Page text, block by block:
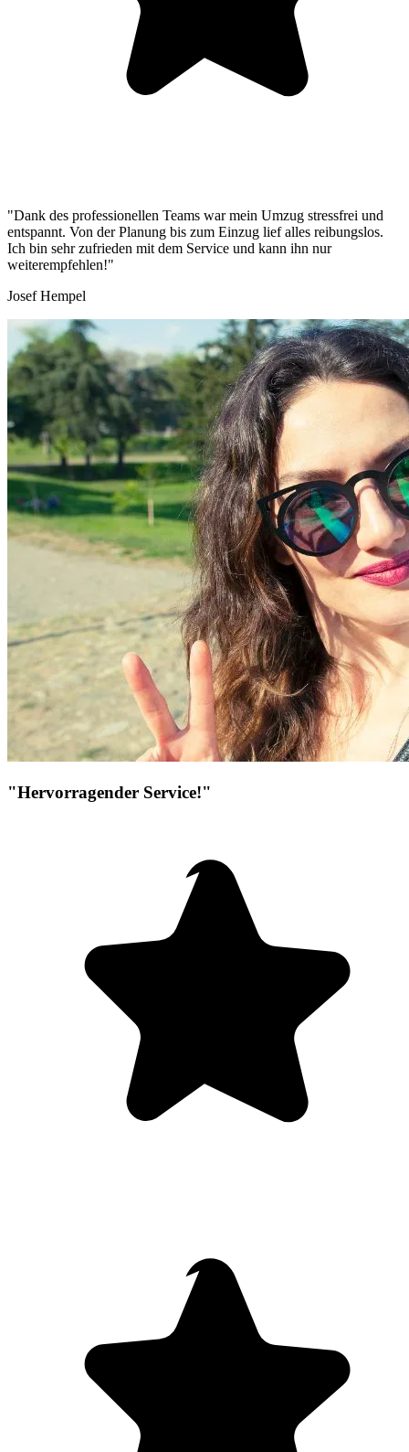
"Dank des professionellen Teams war mein Umzug stressfrei und
entspannt. Von der Planung bis zum Einzug lief alles reibungslos.
Ich bin sehr zufrieden mit dem Service und kann ihn nur
weiterempfehlen!"
Josef Hempel
"Hervorragender Service!"